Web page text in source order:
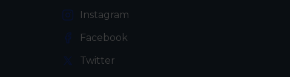
Instagram
Facebook
Twitter